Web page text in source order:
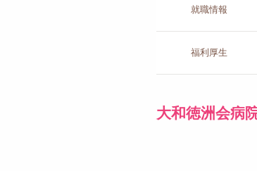
就職情報
福利厚生
大和徳洲会病